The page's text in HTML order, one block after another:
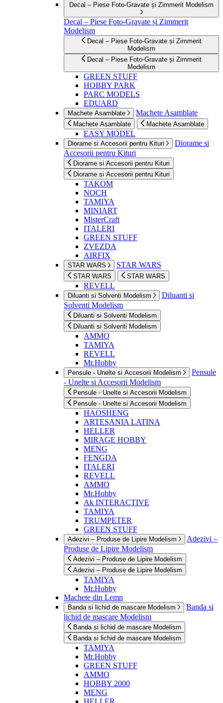
Decal – Piese Foto-Gravate și Zimmerit Modelism
Decal – Piese Foto-Gravate și Zimmerit
Modelism
Decal – Piese Foto-Gravate și Zimmerit
Modelism
Decal – Piese Foto-Gravate și Zimmerit
Modelism
GREEN STUFF
HOBBY PARK
PARC MODELS
EDUARD
Machete Asamblate Machete Asamblate
Machete Asamblate Machete Asamblate
EASY MODEL
Diorame si Accesorii pentru Kituri
Diorame si
Accesorii pentru Kituri
Diorame si Accesorii pentru Kituri
Diorame si Accesorii pentru Kituri
TAKOM
NOCH
TAMIYA
MINIART
MisterCraft
ITALERI
GREEN STUFF
ZVEZDA
AIRFIX
STAR WARS STAR WARS
STAR WARS STAR WARS
REVELL
Diluanti si Solventi Modelism
Diluanti si
Solventi Modelism
Diluanti si Solventi Modelism
Diluanti si Solventi Modelism
AMMO
TAMIYA
REVELL
Mr.Hobby
Pensule - Unelte si Accesorii Modelism
Pensule
- Unelte si Accesorii Modelism
Pensule - Unelte si Accesorii Modelism
Pensule - Unelte si Accesorii Modelism
HAOSHENG
ARTESANIA LATINA
HELLER
MIRAGE HOBBY
MENG
FENGDA
ITALERI
REVELL
AMMO
Mr.Hobby
Ak INTERACTIVE
TAMIYA
TRUMPETER
GREEN STUFF
Adezivi – Produse de Lipire Modelism
Adezivi –
Produse de Lipire Modelism
Adezivi – Produse de Lipire Modelism
Adezivi – Produse de Lipire Modelism
TAMIYA
Mr.Hobby
Machete din Lemn
Banda si lichid de mascare Modelism
Banda si
lichid de mascare Modelism
Banda si lichid de mascare Modelism
Banda si lichid de mascare Modelism
TAMIYA
Mr.Hobby
GREEN STUFF
AMMO
HOBBY 2000
MENG